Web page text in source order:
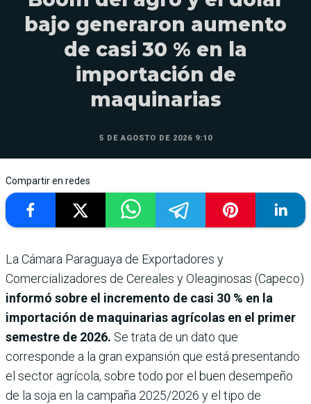
bajo generaron aumento
de casi 30 % en la
importación de
maquinarias
5 DE AGOSTO DE 2026 9:10
Compartir en redes
La Cámara Paraguaya de Exportadores y
Comercializadores de Cereales y Oleaginosas (Capeco)
informó sobre el incremento de casi 30 % en la
importación de maquinarias agrícolas en el primer
semestre de 2026. Se trata de un dato que
corresponde a la gran expansión que está presentando
el sector agrícola, sobre todo por el buen desempeño
de la soja en la campaña 2025/2026 y el tipo de